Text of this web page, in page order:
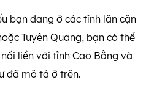
bạn đang ở các tỉnh lân cận
Tuyên Quang, bạn có thể
liền với tỉnh Cao Bằng và
đã mô tả ở trên.